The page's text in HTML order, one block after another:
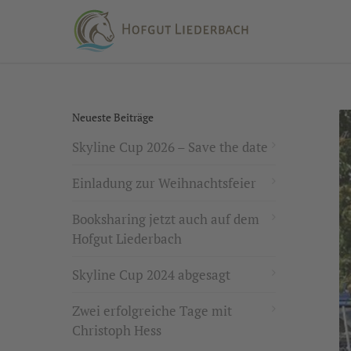
Neueste Beiträge
Skyline Cup 2026 – Save the date
Einladung zur Weihnachtsfeier
Booksharing jetzt auch auf dem
Hofgut Liederbach
Skyline Cup 2024 abgesagt
Zwei erfolgreiche Tage mit
Christoph Hess